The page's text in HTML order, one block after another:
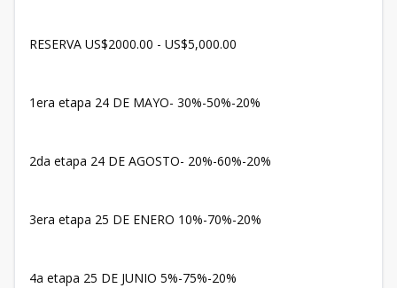
RESERVA US$2000.00 - US$5,000.00
1era etapa 24 DE MAYO- 30%-50%-20%
2da etapa 24 DE AGOSTO- 20%-60%-20%
3era etapa 25 DE ENERO 10%-70%-20%
4a etapa 25 DE JUNIO 5%-75%-20%